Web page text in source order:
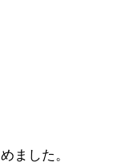
ました。